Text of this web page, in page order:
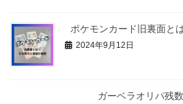
ポケモンカード旧裏面と
2024年9月12日
ガーベラオリパ残